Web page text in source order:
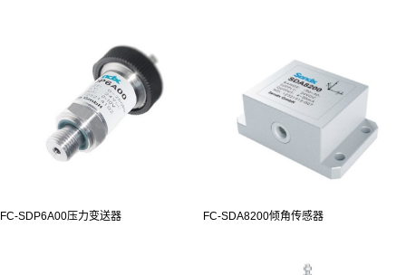
FC-SDP6A00压力变送器 FC-SDA8200倾角传感器